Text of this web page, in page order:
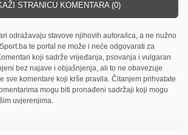
STRANICU KOMENTARA (0)
odražavaju stavove njihovih autora/ica, a ne nužno
te portal ne može i neće odgovarati za
koji sadrže vrijeđanja, psovanja i vulgaran
bez najave i objašnjenja, ali to ne obavezuje
sve komentare koji krše pravila. Čitanjem prihvatate
mogu biti pronađeni sadržaji koji mogu
uvjerenjima.